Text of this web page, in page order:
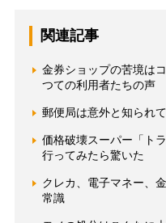
関連記事
金券ショップの苦境は
つての利用者たちの声
郵便局は意外と知られ
価格破壊スーパー「ト
行ってみたら驚いた
クレカ、電子マネー、
常識